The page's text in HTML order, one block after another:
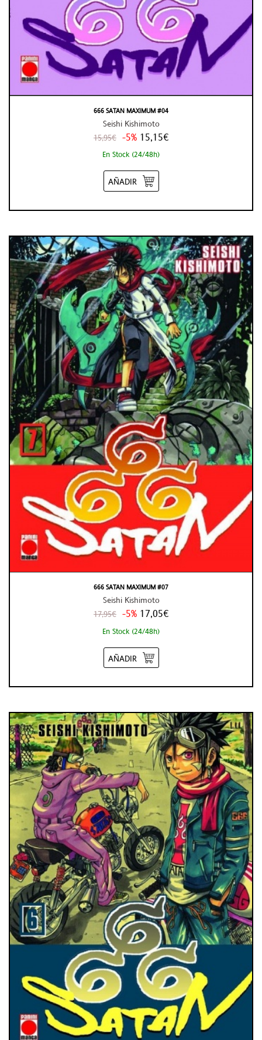
666 SATAN MAXIMUM #04
Seishi Kishimoto
15,95€ -5% 15,15€
En Stock (24/48h)
AÑADIR
666 SATAN MAXIMUM #07
Seishi Kishimoto
17,95€ -5% 17,05€
En Stock (24/48h)
AÑADIR